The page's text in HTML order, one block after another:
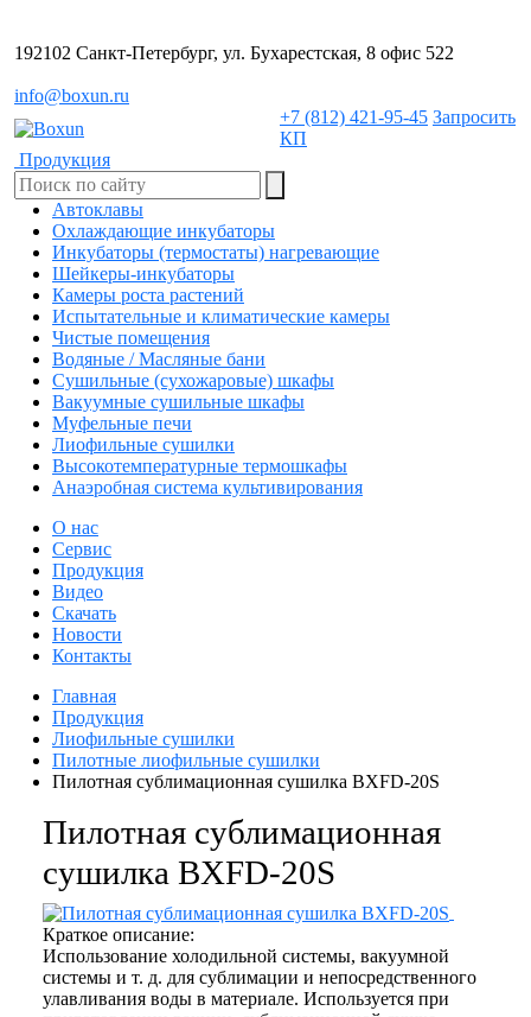
192102 Санкт-Петербург, ул. Бухарестская, 8 офис 522
info@boxun.ru
Продукция
Автоклавы
Охлаждающие инкубаторы
Инкубаторы (термостаты) нагревающие
Шейкеры-инкубаторы
Камеры роста растений
Испытательные и климатические камеры
Чистые помещения
Водяные / Масляные бани
Сушильные (сухожаровые) шкафы
Вакуумные сушильные шкафы
Муфельные печи
Лиофильные сушилки
Высокотемпературные термошкафы
Анаэробная система культивирования
+7 (812) 421-95-45 Запросить
КП
О нас
Сервис
Продукция
Видео
Скачать
Новости
Контакты
Главная
Продукция
Лиофильные сушилки
Пилотные лиофильные сушилки
Пилотная сублимационная сушилка BXFD-20S
Пилотная сублимационная
сушилка BXFD-20S
Краткое описание:
Использование холодильной системы, вакуумной
системы и т. д. для сублимации и непосредственного
улавливания воды в материале. Используется при